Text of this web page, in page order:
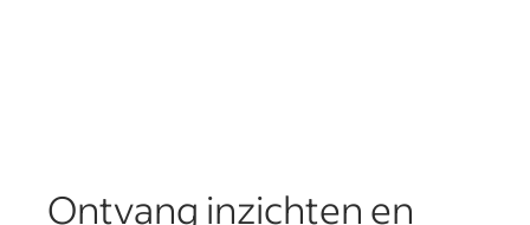
Ontvang inzichten en